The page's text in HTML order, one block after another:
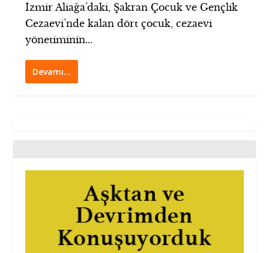
İzmir Aliağa’daki, Şakran Çocuk ve Gençlik
Cezaevi’nde kalan dört çocuk, cezaevi
yönetiminin...
Devamı…